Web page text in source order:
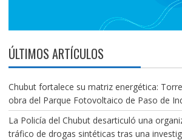
ÚLTIMOS ARTÍCULOS
Chubut fortalece su matriz energética:
obra del Parque Fotovoltaico de Paso de
La Policía del Chubut desarticuló una
tráfico de drogas sintéticas tras una